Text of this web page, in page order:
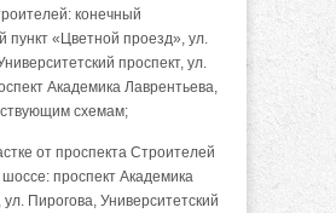
конечный
пункт «Цветной проезд», ул.
проспект, ул.
Академика Лаврентьева,
схемам;
от проспекта Строителей
проспект Академика
Пирогова, Университетский